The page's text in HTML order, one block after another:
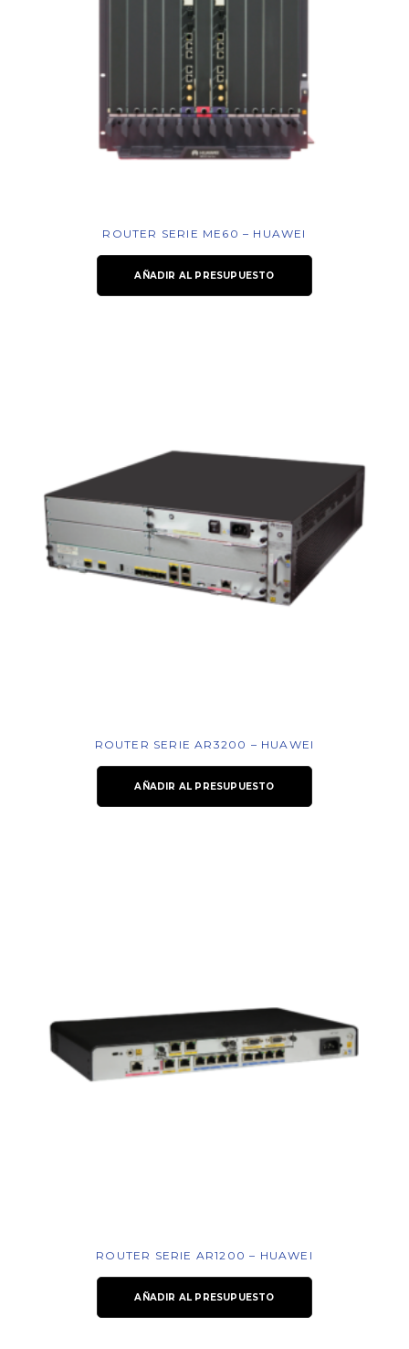
ROUTER SERIE ME60 – HUAWEI
AÑADIR AL PRESUPUESTO
ROUTER SERIE AR3200 – HUAWEI
AÑADIR AL PRESUPUESTO
ROUTER SERIE AR1200 – HUAWEI
AÑADIR AL PRESUPUESTO